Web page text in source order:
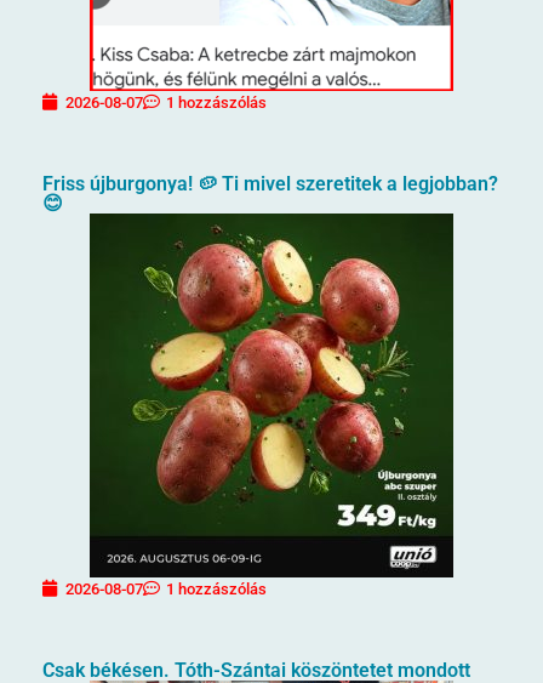
2026-08-07 1 hozzászólás
Friss újburgonya! 🥔 Ti mivel szeretitek a legjobban?
😊
2026-08-07 1 hozzászólás
Csak békésen. Tóth-Szántai köszöntetet mondott